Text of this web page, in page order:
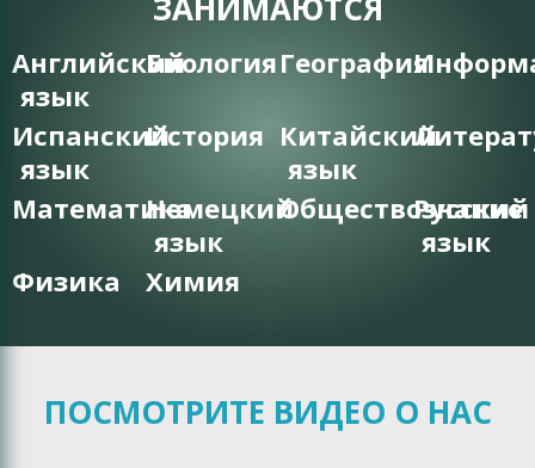
ЗАНИМАЮТСЯ
Английский
язык
БиологияГеография
Испанский
язык
История Китайский
язык
МатематикаНемецкий
язык
Обществознание
Русский
язык
Физика
Химия
ПОСМОТРИТЕ ВИДЕО О НАС